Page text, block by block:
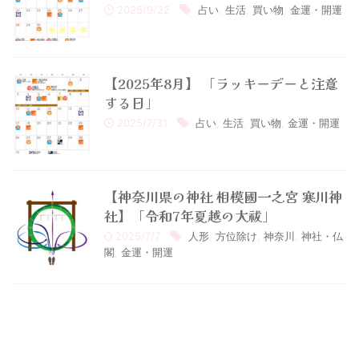
2025/9/22 占い 生活 買い物 金運・開運
【2025年8月】 「ラッキーデーと注意
する日」
2025/7/31 占い 生活 買い物 金運・開運
【神奈川県の神社 相模國一之宮 寒川神
社】「令和7年夏越の大祓」
2025/7/7 人形 方位除け 神奈川
神社・仏
閣 金運・開運